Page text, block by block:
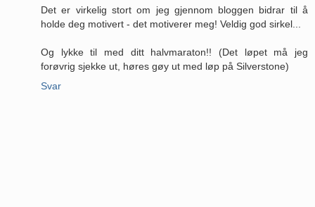
Det er virkelig stort om jeg gjennom bloggen bidrar til å
holde deg motivert - det motiverer meg! Veldig god sirkel...
Og lykke til med ditt halvmaraton!! (Det løpet må jeg
forøvrig sjekke ut, høres gøy ut med løp på Silverstone)
Svar